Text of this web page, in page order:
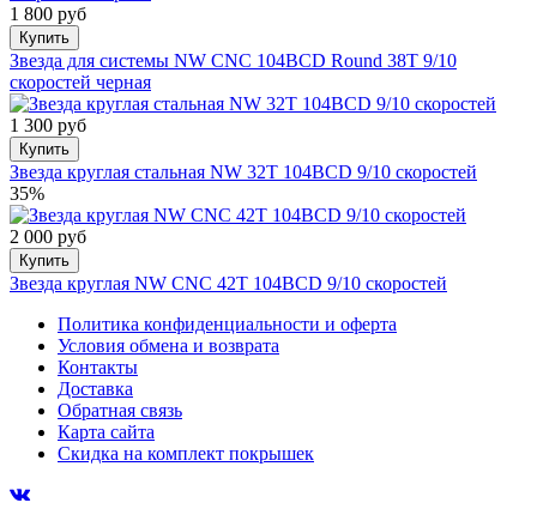
1 800 руб
Купить
Звезда для системы NW CNC 104BCD Round 38T 9/10
скоростей черная
1 300 руб
Купить
Звезда круглая стальная NW 32T 104BCD 9/10 скоростей
35%
2 000 руб
Купить
Звезда круглая NW CNC 42T 104BCD 9/10 скоростей
Политика конфиденциальности и оферта
Условия обмена и возврата
Контакты
Доставка
Обратная связь
Карта сайта
Скидка на комплект покрышек